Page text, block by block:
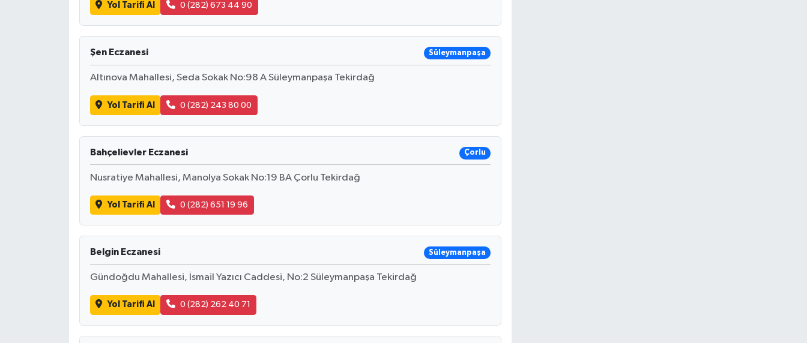
Yol Tarifi Al 0 (282) 673 44 90
Şen Eczanesi Süleymanpaşa
Altınova Mahallesi, Seda Sokak No:98 A Süleymanpaşa Tekirdağ
Yol Tarifi Al 0 (282) 243 80 00
Bahçelievler Eczanesi Çorlu
Nusratiye Mahallesi, Manolya Sokak No:19 BA Çorlu Tekirdağ
Yol Tarifi Al 0 (282) 651 19 96
Belgin Eczanesi Süleymanpaşa
Gündoğdu Mahallesi, İsmail Yazıcı Caddesi, No:2 Süleymanpaşa Tekirdağ
Yol Tarifi Al 0 (282) 262 40 71